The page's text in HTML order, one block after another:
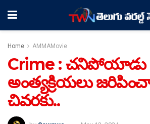
Home AMMAMovie
Crime : చనిపోయాడు
అంత్యక్రియలు
చివరకు..